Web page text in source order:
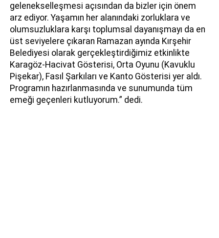
gelenekselleşmesi açısından da bizler için önem
arz ediyor. Yaşamın her alanındaki zorluklara ve
olumsuzluklara karşı toplumsal dayanışmayı da en
üst seviyelere çıkaran Ramazan ayında Kırşehir
Belediyesi olarak gerçekleştirdiğimiz etkinlikte
Karagöz-Hacivat Gösterisi, Orta Oyunu (Kavuklu
Pişekar), Fasıl Şarkıları ve Kanto Gösterisi yer aldı.
Programın hazırlanmasında ve sunumunda tüm
emeği geçenleri kutluyorum.” dedi.